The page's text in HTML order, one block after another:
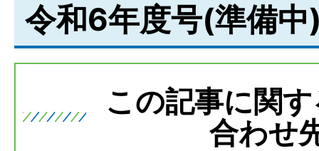
令和6年度号(準備中
この記事に関
合わせ